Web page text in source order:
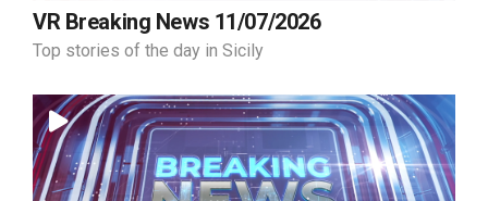
VR Breaking News 11/07/2026
Top stories of the day in Sicily